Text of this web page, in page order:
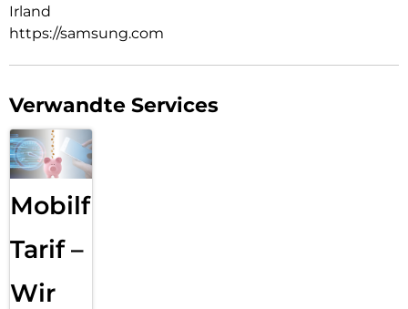
Irland
https://samsung.com
Verwandte Services
Mobilfunk
Tarif –
Wir